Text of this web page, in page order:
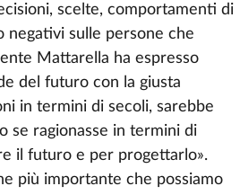
scelte, comportamenti di
negativi sulle persone che
Mattarella ha espresso
del futuro con la giusta
in termini di secoli, sarebbe
se ragionasse in termini di
il futuro e per progettarlo».
più importante che possiamo